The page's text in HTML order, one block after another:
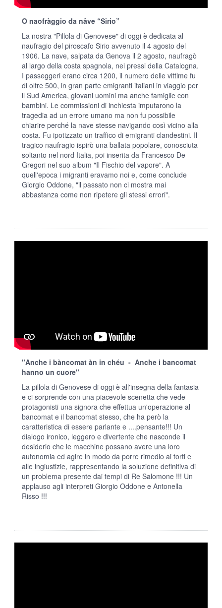
O naofràggio da nâve “Sirio”
La nostra "Pillola di Genovese" di oggi è dedicata al
naufragio del piroscafo Sirio avvenuto il 4 agosto del
1906. La nave, salpata da Genova il 2 agosto, naufragò
al largo della costa spagnola, nei pressi della Catalogna.
I passeggeri erano circa 1200, il numero delle vittime fu
di oltre 500, in gran parte emigranti italiani in viaggio per
il Sud America, giovani uomini ma anche famiglie con
bambini. Le commissioni di inchiesta imputarono la
tragedia ad un errore umano ma non fu possibile
chiarire perché la nave stesse navigando così vicino alla
costa. Fu ipotizzato un traffico di emigranti clandestini. Il
tragico naufragio ispirò una ballata popolare, conosciuta
soltanto nel nord Italia, poi inserita da Francesco De
Gregori nel suo album "Il Fischio del vapore". A
quell'epoca i migranti eravamo noi e, come conclude
Giorgio Oddone, "il passato non ci mostra mai
abbastanza come non ripetere gli stessi errori".
"Anche i bàncomat àn in chéu - Anche i bancomat
hanno un cuore"
La pillola di Genovese di oggi è all'insegna della fantasia
e ci sorprende con una piacevole scenetta che vede
protagonisti una signora che effettua un'operazione al
bancomat e il bancomat stesso, che ha però la
caratteristica di essere parlante e ....pensante!!! Un
dialogo ironico, leggero e divertente che nasconde il
desiderio che le macchine possano avere una loro
autonomia ed agire in modo da porre rimedio ai torti e
alle ingiustizie, rappresentando la soluzione definitiva di
un problema presente dai tempi di Re Salomone !!! Un
applauso agli interpreti Giorgio Oddone e Antonella
Risso !!!